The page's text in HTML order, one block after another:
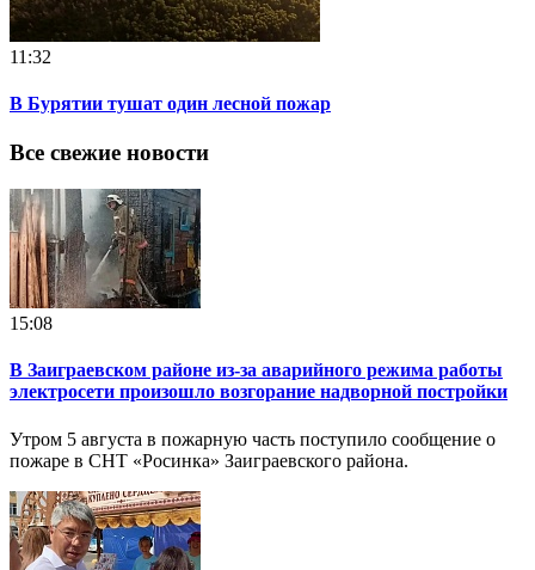
11:32
В Бурятии тушат один лесной пожар
Все свежие новости
15:08
В Заиграевском районе из-за аварийного режима работы
электросети произошло возгорание надворной постройки
Утром 5 августа в пожарную часть поступило сообщение о
пожаре в СНТ «Росинка» Заиграевского района.